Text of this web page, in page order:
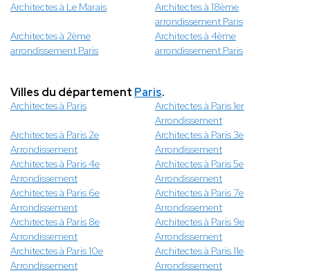
Architectes à Le Marais
Architectes à 18ème
arrondissement Paris
Architectes à 2ème
arrondissement Paris
Architectes à 4ème
arrondissement Paris
Villes du département Paris.
Architectes à Paris
Architectes à Paris 1er
Arrondissement
Architectes à Paris 2e
Arrondissement
Architectes à Paris 3e
Arrondissement
Architectes à Paris 4e
Arrondissement
Architectes à Paris 5e
Arrondissement
Architectes à Paris 6e
Arrondissement
Architectes à Paris 7e
Arrondissement
Architectes à Paris 8e
Arrondissement
Architectes à Paris 9e
Arrondissement
Architectes à Paris 10e
Arrondissement
Architectes à Paris 11e
Arrondissement